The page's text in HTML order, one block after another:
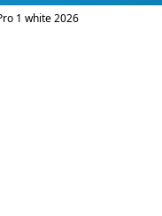
1 white 2026